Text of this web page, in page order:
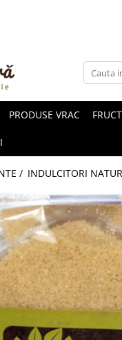
PRODUSE VRAC
/ INDULCITORI